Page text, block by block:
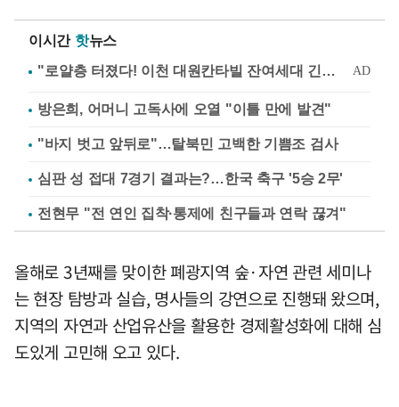
이시간 핫뉴스
방은희, 어머니 고독사에 오열 "이틀 만에 발견"
"바지 벗고 앞뒤로"…탈북민 고백한 기쁨조 검사
심판 성 접대 7경기 결과는?…한국 축구 '5승 2무'
전현무 "전 연인 집착·통제에 친구들과 연락 끊겨"
올해로 3년째를 맞이한 폐광지역 숲·자연 관련 세미나
는 현장 탐방과 실습, 명사들의 강연으로 진행돼 왔으며,
지역의 자연과 산업유산을 활용한 경제활성화에 대해 심
도있게 고민해 오고 있다.